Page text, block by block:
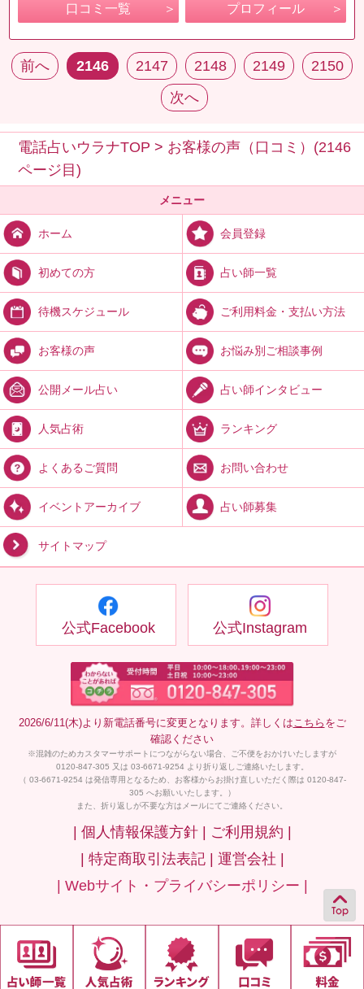
口コミ一覧 プロフィール
前へ 2146 2147 2148 2149
2150
次へ
電話占いウラナTOP > お客様の声（口コミ）(2146
ページ目)
メニュー
ホーム 会員登録
初めての方 占い師一覧
待機スケジュール ご利用料金・支払い方法
お客様の声 お悩み別ご相談事例
公開メール占い 占い師インタビュー
人気占術 ランキング
よくあるご質問 お問い合わせ
イベントアーカイブ 占い師募集
サイトマップ
公式Facebook 公式Instagram
2026/6/11(木)より新電話番号に変更となります。詳しくは こちら をご
確認ください
※混雑のためカスタマーサポートにつながらない場合、ご不便をおかけいたしますが
0120-847-305 又は 03-6671-9254 より折り返しご連絡いたします。
（ 03-6671-9254 は発信専用となるため、お客様からお掛け直しいただく際は 0120-847-
305 へお願いいたします。）
また、折り返しが不要な方はメールにてご連絡ください。
| 個人情報保護方針 | ご利用規約 |
| 特定商取引法表記 | 運営会社 |
| Webサイト・プライバシーポリシー |